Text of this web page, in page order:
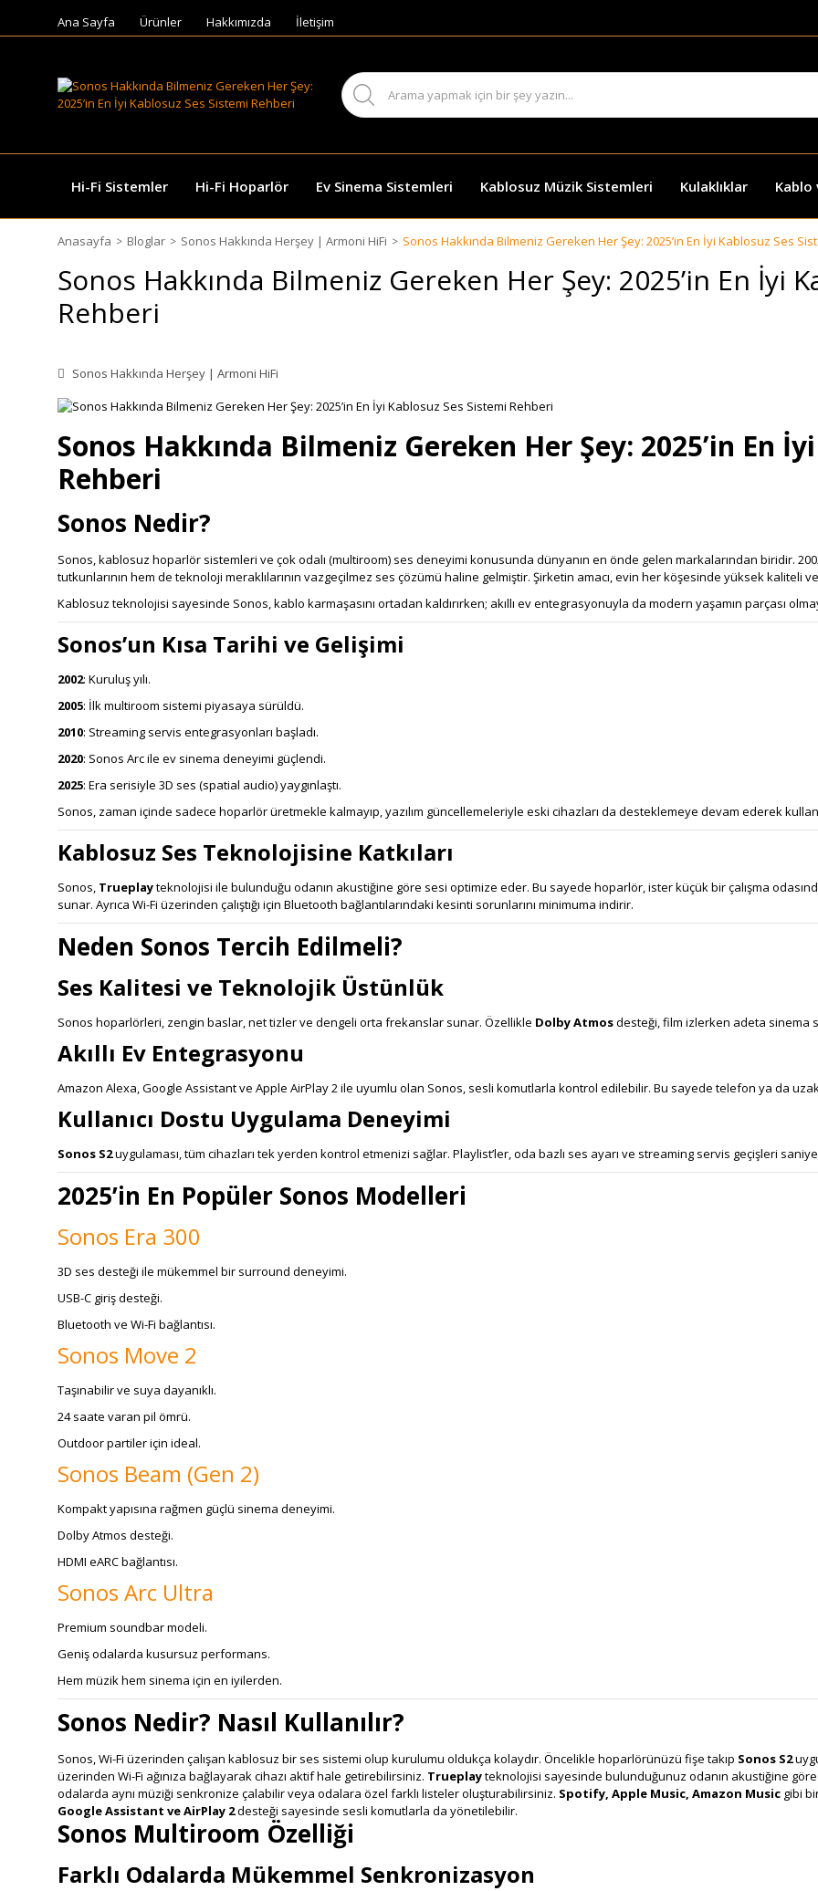
Ana Sayfa Ürünler Hakkımızda İletişim
Hi-Fi Sistemler Hi-Fi Hoparlör Ev Sinema Sistemleri Kablosuz Müzik Sistemleri Kulaklıklar Kablo
Anasayfa Bloglar Sonos Hakkında Herşey | Armoni HiFi Sonos Hakkında Bilmeniz Gereken Her Şey: 2025’in En İyi Kablosuz Ses
Sonos Hakkında Bilmeniz Gereken Her Şey: 2025’in En İyi
Rehberi
Sonos Hakkında Herşey | Armoni HiFi
Sonos Hakkında Bilmeniz Gereken Her Şey: 2025’in En
Rehberi
Sonos Nedir?
Sonos, kablosuz hoparlör sistemleri ve çok odalı (multiroom) ses deneyimi konusunda dünyanın en önde gelen markalarından biridir.
tutkunlarının hem de teknoloji meraklılarının vazgeçilmez ses çözümü haline gelmiştir. Şirketin amacı, evin her köşesinde yüksek kaliteli
Kablosuz teknolojisi sayesinde Sonos, kablo karmaşasını ortadan kaldırırken; akıllı ev entegrasyonuyla da modern yaşamın parçası
Sonos’un Kısa Tarihi ve Gelişimi
2002: Kuruluş yılı.
2005: İlk multiroom sistemi piyasaya sürüldü.
2010: Streaming servis entegrasyonları başladı.
2020: Sonos Arc ile ev sinema deneyimi güçlendi.
2025: Era serisiyle 3D ses (spatial audio) yaygınlaştı.
Sonos, zaman içinde sadece hoparlör üretmekle kalmayıp, yazılım güncellemeleriyle eski cihazları da desteklemeye devam ederek
Kablosuz Ses Teknolojisine Katkıları
Sonos, Trueplayteknolojisi ile bulunduğu odanın akustiğine göre sesi optimize eder. Bu sayede hoparlör, ister küçük bir çalışma
sunar. Ayrıca Wi-Fi üzerinden çalıştığı için Bluetooth bağlantılarındaki kesinti sorunlarını minimuma indirir.
Neden Sonos Tercih Edilmeli?
Ses Kalitesi ve Teknolojik Üstünlük
Sonos hoparlörleri, zengin baslar, net tizler ve dengeli orta frekanslar sunar. Özellikle Dolby Atmosdesteği, film izlerken adeta sinema
Akıllı Ev Entegrasyonu
Amazon Alexa, Google Assistant ve Apple AirPlay 2 ile uyumlu olan Sonos, sesli komutlarla kontrol edilebilir. Bu sayede telefon ya da
Kullanıcı Dostu Uygulama Deneyimi
Sonos S2uygulaması, tüm cihazları tek yerden kontrol etmenizi sağlar. Playlist’ler, oda bazlı ses ayarı ve streaming servis geçişleri
2025’in En Popüler Sonos Modelleri
Sonos Era 300
3D ses desteği ile mükemmel bir surround deneyimi.
USB-C giriş desteği.
Bluetooth ve Wi-Fi bağlantısı.
Sonos Move 2
Taşınabilir ve suya dayanıklı.
24 saate varan pil ömrü.
Outdoor partiler için ideal.
Sonos Beam (Gen 2)
Kompakt yapısına rağmen güçlü sinema deneyimi.
Dolby Atmos desteği.
HDMI eARC bağlantısı.
Sonos Arc Ultra
Premium soundbar modeli.
Geniş odalarda kusursuz performans.
Hem müzik hem sinema için en iyilerden.
Sonos Nedir? Nasıl Kullanılır?
Sonos, Wi-Fi üzerinden çalışan kablosuz bir ses sistemi olup kurulumu oldukça kolaydır. Öncelikle hoparlörünüzü fişe takıp Sonos S2
üzerinden Wi-Fi ağınıza bağlayarak cihazı aktif hale getirebilirsiniz. Trueplayteknolojisi sayesinde bulunduğunuz odanın akustiğine
odalarda aynı müziği senkronize çalabilir veya odalara özel farklı listeler oluşturabilirsiniz. Spotify, Apple Music, Amazon Music gibi
Google Assistant ve AirPlay 2desteği sayesinde sesli komutlarla da yönetilebilir.
Sonos Multiroom Özelliği
Farklı Odalarda Mükemmel Senkronizasyon